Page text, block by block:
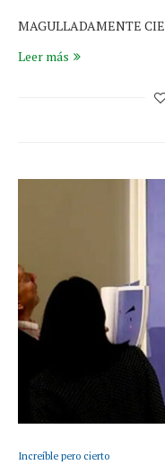
MAGULLADAMENTE
Leer más
Increíble pero cierto